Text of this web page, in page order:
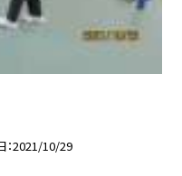
2021/10/29